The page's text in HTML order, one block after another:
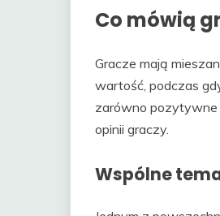
Co mówią
Gracze mają
wartość, podczas
zarówno pozytywne
opinii graczy.
Wspólne